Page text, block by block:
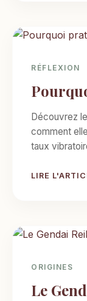
RÉFLEXION
Découvrez
comment
taux
LIRE
ORIGINES
Le